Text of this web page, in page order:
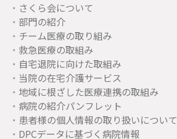
さくら会について
部門の紹介
チーム医療の取り組み
救急医療の取組み
自宅退院に向けた取組み
当院の在宅介護サービス
地域に根ざした医療連携の取組み
病院の紹介パンフレット
患者様の個人情報の取り扱いについて
DPCデータに基づく病院情報